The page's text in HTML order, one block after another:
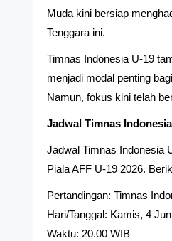
Muda kini bersiap
Tenggara ini.
Timnas Indonesia U-19
menjadi modal penting
Namun, fokus kini telah
Jadwal Timnas
Jadwal Timnas Indonesia
Piala AFF U-19 2026.
Pertandingan: Timnas
Hari/Tanggal: Kamis, 4
Waktu: 20.00 WIB